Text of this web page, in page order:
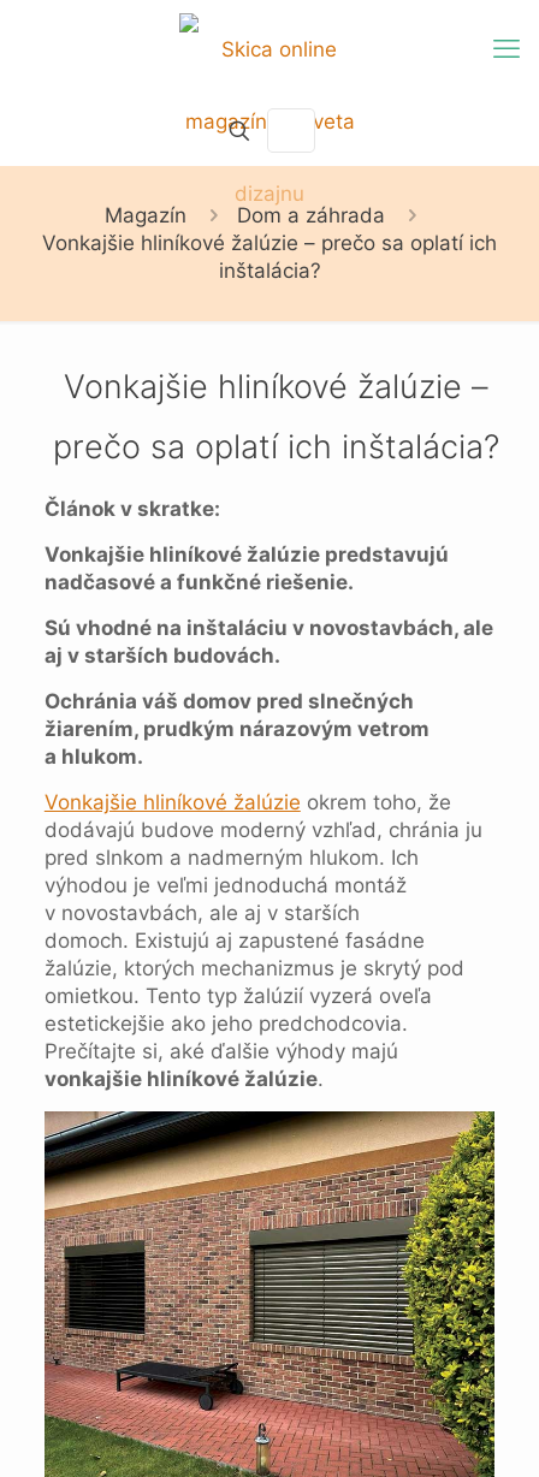
Magazín
Dom a záhrada
Vonkajšie hliníkové žalúzie – prečo sa oplatí ich
inštalácia?
Vonkajšie hliníkové žalúzie –
prečo sa oplatí ich inštalácia?
Článok v skratke:
Vonkajšie hliníkové žalúzie predstavujú
nadčasové a funkčné riešenie.
Sú vhodné na inštaláciu v novostavbách, ale
aj v starších budovách.
Ochránia váš domov pred slnečných
žiarením, prudkým nárazovým vetrom
a hlukom.
Vonkajšie hliníkové žalúzie okrem toho, že
dodávajú budove moderný vzhľad, chránia ju
pred slnkom a nadmerným hlukom. Ich
výhodou je veľmi jednoduchá montáž
v novostavbách, ale aj v starších
domoch. Existujú aj zapustené fasádne
žalúzie, ktorých mechanizmus je skrytý pod
omietkou. Tento typ žalúzií vyzerá oveľa
estetickejšie ako jeho predchodcovia.
Prečítajte si, aké ďalšie výhody majú
vonkajšie hliníkové žalúzie.